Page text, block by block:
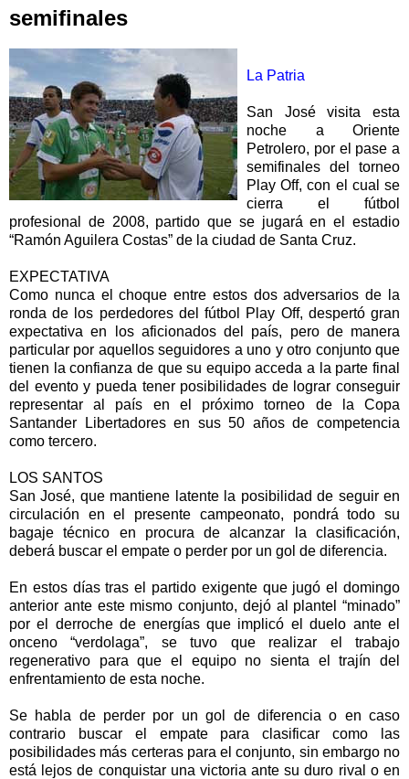
semifinales
La Patria
San José visita esta
noche a Oriente
Petrolero, por el pase a
semifinales del torneo
Play Off, con el cual se
cierra el fútbol
profesional de 2008, partido que se jugará en el estadio
“Ramón Aguilera Costas” de la ciudad de Santa Cruz.
EXPECTATIVA
Como nunca el choque entre estos dos adversarios de la
ronda de los perdedores del fútbol Play Off, despertó gran
expectativa en los aficionados del país, pero de manera
particular por aquellos seguidores a uno y otro conjunto que
tienen la confianza de que su equipo acceda a la parte final
del evento y pueda tener posibilidades de lograr conseguir
representar al país en el próximo torneo de la Copa
Santander Libertadores en sus 50 años de competencia
como tercero.
LOS SANTOS
San José, que mantiene latente la posibilidad de seguir en
circulación en el presente campeonato, pondrá todo su
bagaje técnico en procura de alcanzar la clasificación,
deberá buscar el empate o perder por un gol de diferencia.
En estos días tras el partido exigente que jugó el domingo
anterior ante este mismo conjunto, dejó al plantel “minado”
por el derroche de energías que implicó el duelo ante el
onceno “verdolaga”, se tuvo que realizar el trabajo
regenerativo para que el equipo no sienta el trajín del
enfrentamiento de esta noche.
Se habla de perder por un gol de diferencia o en caso
contrario buscar el empate para clasificar como las
posibilidades más certeras para el conjunto, sin embargo no
está lejos de conquistar una victoria ante su duro rival o en